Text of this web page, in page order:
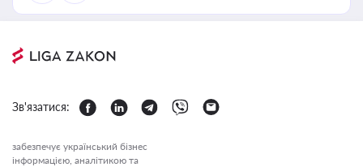
Зв'язатися:
забезпечує український бізнес
інформацією, аналітикою та